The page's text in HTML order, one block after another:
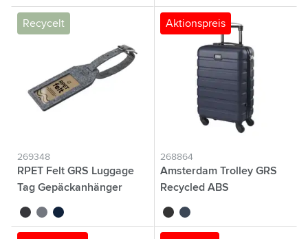
Recycelt
269348
RPET Felt GRS Luggage
Tag Gepäckanhänger
noir gris bleu foncé
Aktionspreis
268864
Amsterdam Trolley GRS
Recycled ABS
schwarz
blau